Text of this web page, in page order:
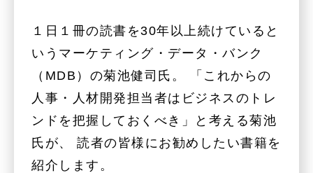
１日１冊の読書を30年以上続けていると
いうマーケティング・データ・バンク
（MDB）の菊池健司氏。 「これからの
人事・人材開発担当者はビジネスのトレ
ンドを把握しておくべき」と考える菊池
氏が、 読者の皆様にお勧めしたい書籍を
紹介します。